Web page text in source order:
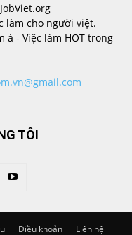
làm cho người việt.
á - Việc làm HOT trong
TÔI
Điều khoản Liên hệ